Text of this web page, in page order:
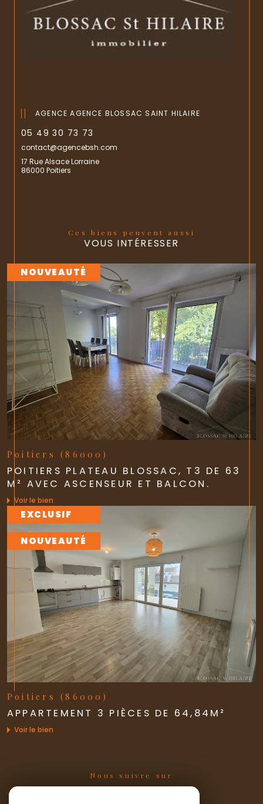
AGENCE AGENCE BLOSSAC SAINT HILAIRE
05 49 30 73 73
contact@agencebsh.com
17 Rue Alsace Lorraine
86000 Poitiers
Ces biens peuvent aussi
VOUS INTÉRESSER
NOUVEAUTÉ
Poitiers (86000)
POITIERS PLATEAU BLOSSAC, T3 DE 63
M² AVEC ASCENSEUR ET BALCON.
Voir le bien
EXCLUSIF
NOUVEAUTÉ
Poitiers (86000)
APPARTEMENT 3 PIÈCES DE 64,84M²
Voir le bien
Nous suivre sur